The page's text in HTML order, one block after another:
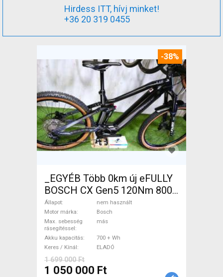
Hirdess ITT, hívj minket!
+36 20 319 0455
-38%
_EGYÉB Több 0km új eFULLY
BOSCH CX Gen5 120Nm 800
32kmh Elektromos Mountain
Bike össztelós / fully Bosch
nem használt ELADÓ
Állapot
nem használt
Motor márka
Bosch
Max. sebesség
rásegítéssel
más
Akku kapacitás
700 + Wh
Keres / Kínál
ELADÓ
1 699 000 Ft
1 050 000 Ft